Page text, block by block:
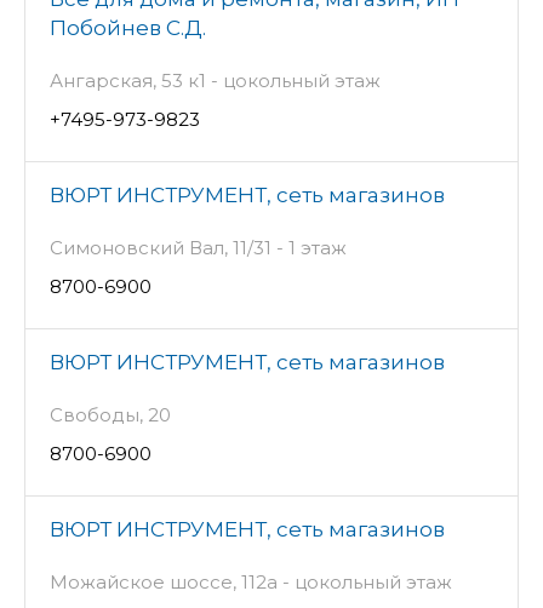
Побойнев С.Д.
Ангарская, 53 к1 - цокольный этаж
+7495-973-9823
ВЮРТ ИНСТРУМЕНТ, сеть магазинов
Симоновский Вал, 11/31 - 1 этаж
8700-6900
ВЮРТ ИНСТРУМЕНТ, сеть магазинов
Свободы, 20
8700-6900
ВЮРТ ИНСТРУМЕНТ, сеть магазинов
Можайское шоссе, 112а - цокольный этаж